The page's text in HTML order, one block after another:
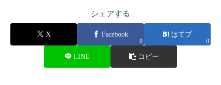
シェアする
X Facebook
0
はてブ
0
LINE コピー